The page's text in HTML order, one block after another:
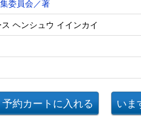
委員会／著
ヘンシュウ イインカイ